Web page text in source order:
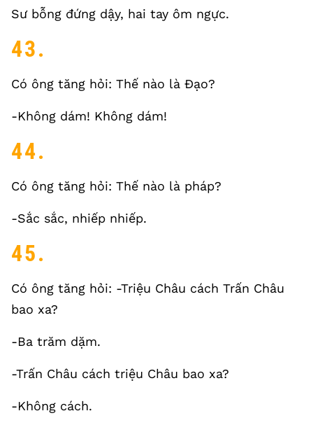
Sư bỗng đứng dậy, hai tay ôm ngực.
43.
Có ông tăng hỏi: Thế nào là Đạo?
-Không dám! Không dám!
44.
Có ông tăng hỏi: Thế nào là pháp?
-Sắc sắc, nhiếp nhiếp.
45.
Có ông tăng hỏi: -Triệu Châu cách Trấn Châu
bao xa?
-Ba trăm dặm.
-Trấn Châu cách triệu Châu bao xa?
-Không cách.